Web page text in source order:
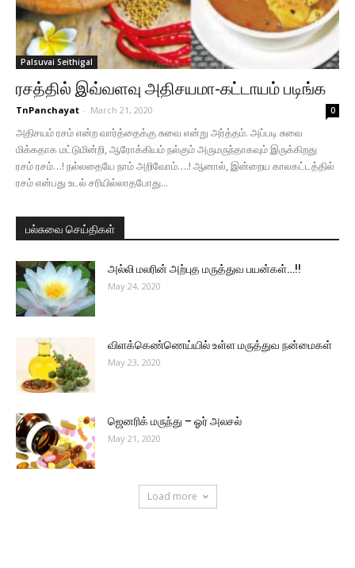
Palsuvai Seithigal
ரசத்தில் இவ்வளவு அதிசயமா-கட்டாயம் படிங்க
TnPanchayat - March 21, 2020 0
அதிசயம் ரசம் என்ற வார்த்தைக்கு சுவை என்று அர்த்தம். அப்படி சுவை
மிக்கதாக மட்டுமின்றி, ஆரோக்கியம் நல்கும் அருமருந்தாகவும் இருக்கிறது
ரசம் ரசம்…! நல்லதையே நாம் அறிவோம்….! ஆனால், இன்றைய காலகட்டத்தில்
ரசம் என்பது உடல் சரியில்லாதபோது...
பல்சுவை செய்திகள்
அல்லி மலரின் அற்புத மருத்துவ பயன்கள்…!!
May 24, 2020
விளக்கெண்ணெய்யில் உள்ள மருத்துவ நன்மைகள்
May 23, 2020
ஜெனரிக் மருந்து – ஓர் அலசல்
May 21, 2020
Load more